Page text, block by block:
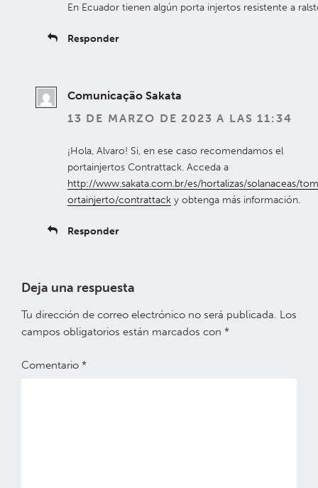
En Ecuador tienen algún porta injertos resistente a
Responder
Comunicação Sakata
13 DE MARZO DE 2023 A LAS 11:34
¡Hola, Alvaro! Si, en ese caso recomendamos el
portainjertos Contrattack. Acceda a
http://www.sakata.com.br/es/hortalizas/solanaceas/
ortainjerto/contrattack y obtenga más información.
Responder
Deja una respuesta
Tu dirección de correo electrónico no será publicada. Los
campos obligatorios están marcados con *
Comentario *